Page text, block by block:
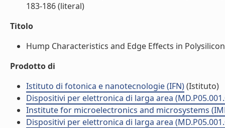
183-186 (literal)
Titolo
Hump Characteristics and Edge Effects in
Prodotto di
Istituto di fotonica e nanotecnologie (IFN)(Istituto)
Dispositivi per elettronica di larga area
Institute for microelectronics and microsystems
Dispositivi per elettronica di larga area